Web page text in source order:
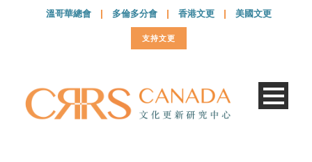
溫哥華總會 | 多倫多分會 | 香港文更 | 美國文更
支持文更